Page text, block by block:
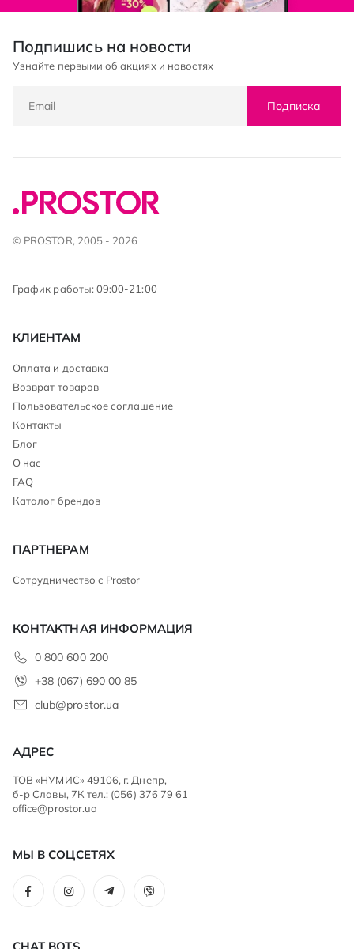
Подпишись на новости
Узнайте первыми об акциях и новостях
Подписка
© PROSTOR, 2005 - 2026
График работы: 09:00-21:00
КЛИЕНТАМ
Оплата и доставка
Возврат товаров
Пользовательское соглашение
Контакты
Блог
О нас
FAQ
Каталог брендов
ПАРТНЕРАМ
Сотрудничество с Prostor
КОНТАКТНАЯ ИНФОРМАЦИЯ
0 800 600 200
+38 (067) 690 00 85
club@prostor.ua
АДРЕС
ТОВ «НУМИС» 49106, г. Днепр,
б-р Славы, 7К тел.: (056) 376 79 61
office@prostor.ua
МЫ В СОЦСЕТЯХ